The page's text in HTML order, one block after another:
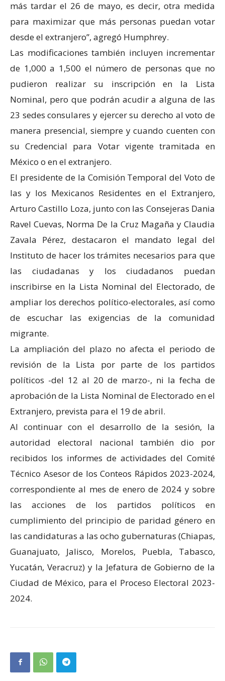
más tardar el 26 de mayo, es decir, otra medida
para maximizar que más personas puedan votar
desde el extranjero”, agregó Humphrey.
Las modificaciones también incluyen incrementar
de 1,000 a 1,500 el número de personas que no
pudieron realizar su inscripción en la Lista
Nominal, pero que podrán acudir a alguna de las
23 sedes consulares y ejercer su derecho al voto de
manera presencial, siempre y cuando cuenten con
su Credencial para Votar vigente tramitada en
México o en el extranjero.
El presidente de la Comisión Temporal del Voto de
las y los Mexicanos Residentes en el Extranjero,
Arturo Castillo Loza, junto con las Consejeras Dania
Ravel Cuevas, Norma De la Cruz Magaña y Claudia
Zavala Pérez, destacaron el mandato legal del
Instituto de hacer los trámites necesarios para que
las ciudadanas y los ciudadanos puedan
inscribirse en la Lista Nominal del Electorado, de
ampliar los derechos político-electorales, así como
de escuchar las exigencias de la comunidad
migrante.
La ampliación del plazo no afecta el periodo de
revisión de la Lista por parte de los partidos
políticos -del 12 al 20 de marzo-, ni la fecha de
aprobación de la Lista Nominal de Electorado en el
Extranjero, prevista para el 19 de abril.
Al continuar con el desarrollo de la sesión, la
autoridad electoral nacional también dio por
recibidos los informes de actividades del Comité
Técnico Asesor de los Conteos Rápidos 2023-2024,
correspondiente al mes de enero de 2024 y sobre
las acciones de los partidos políticos en
cumplimiento del principio de paridad género en
las candidaturas a las ocho gubernaturas (Chiapas,
Guanajuato, Jalisco, Morelos, Puebla, Tabasco,
Yucatán, Veracruz) y la Jefatura de Gobierno de la
Ciudad de México, para el Proceso Electoral 2023-
2024.